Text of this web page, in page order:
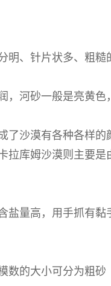
、针片状多、粗糙
河砂一般是亮黄色
了沙漠有各种各样
拉库姆沙漠则主要
盐量高，用手抓有黏
数的大小可分为粗砂